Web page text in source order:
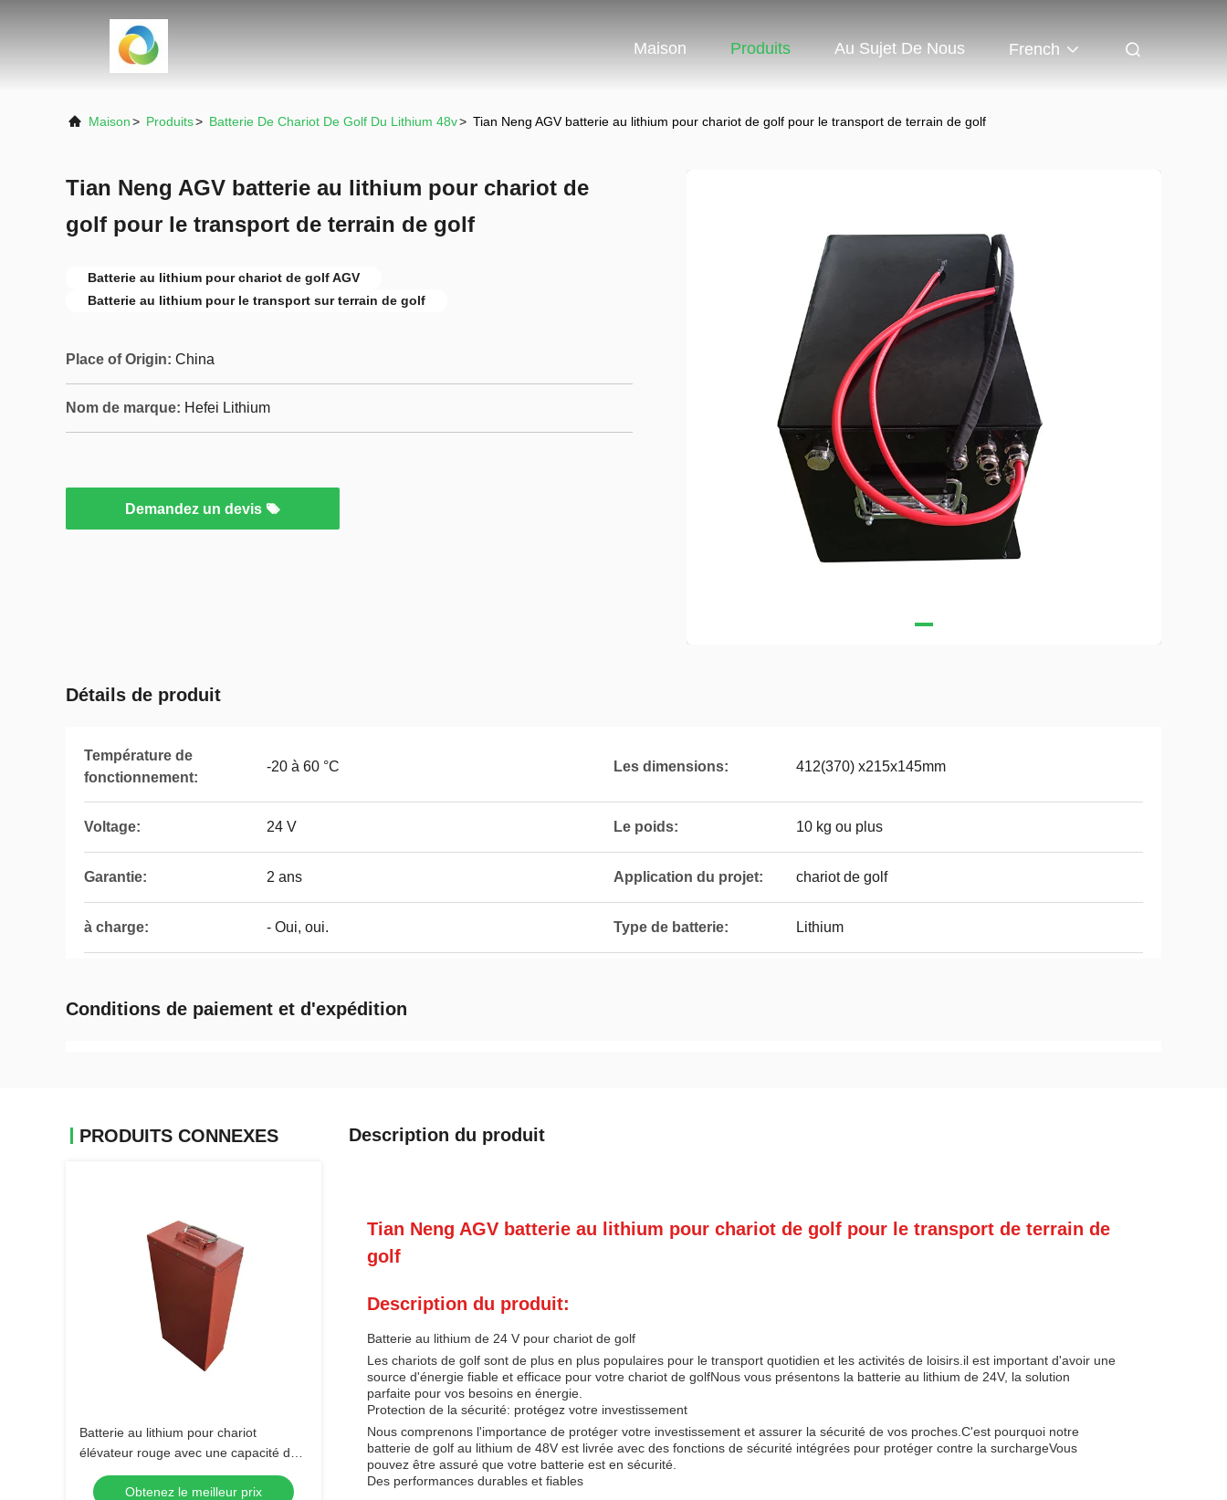
Maison Produits Au Sujet De Nous French
Maison> Produits> Batterie De Chariot De Golf Du Lithium 48v> Tian Neng AGV batterie au lithium pour chariot de golf pour le transport de terrain de golf
Tian Neng AGV batterie au lithium pour chariot de
golf pour le transport de terrain de golf
Batterie au lithium pour chariot de golf AGV
Batterie au lithium pour le transport sur terrain de golf
Place of Origin: China
Nom de marque: Hefei Lithium
Demandez un devis
Détails de produit
Température de
fonctionnement:
-20 à 60 °C Les dimensions: 412(370) x215x145mm
Voltage: 24 V Le poids: 10 kg ou plus
Garantie: 2 ans Application du projet: chariot de golf
à charge: - Oui, oui. Type de batterie: Lithium
Conditions de paiement et d'expédition
PRODUITS CONNEXES
Batterie au lithium pour chariot
élévateur rouge avec une capacité de
60Ah pour des applications lourdes
Obtenez le meilleur prix
Description du produit
Tian Neng AGV batterie au lithium pour chariot de golf pour le transport de terrain de
golf
Description du produit:
Batterie au lithium de 24 V pour chariot de golf
Les chariots de golf sont de plus en plus populaires pour le transport quotidien et les activités de loisirs.il est important d'avoir une
source d'énergie fiable et efficace pour votre chariot de golfNous vous présentons la batterie au lithium de 24V, la solution
parfaite pour vos besoins en énergie.
Protection de la sécurité: protégez votre investissement
Nous comprenons l'importance de protéger votre investissement et assurer la sécurité de vos proches.C'est pourquoi notre
batterie de golf au lithium de 48V est livrée avec des fonctions de sécurité intégrées pour protéger contre la surchargeVous
pouvez être assuré que votre batterie est en sécurité.
Des performances durables et fiables